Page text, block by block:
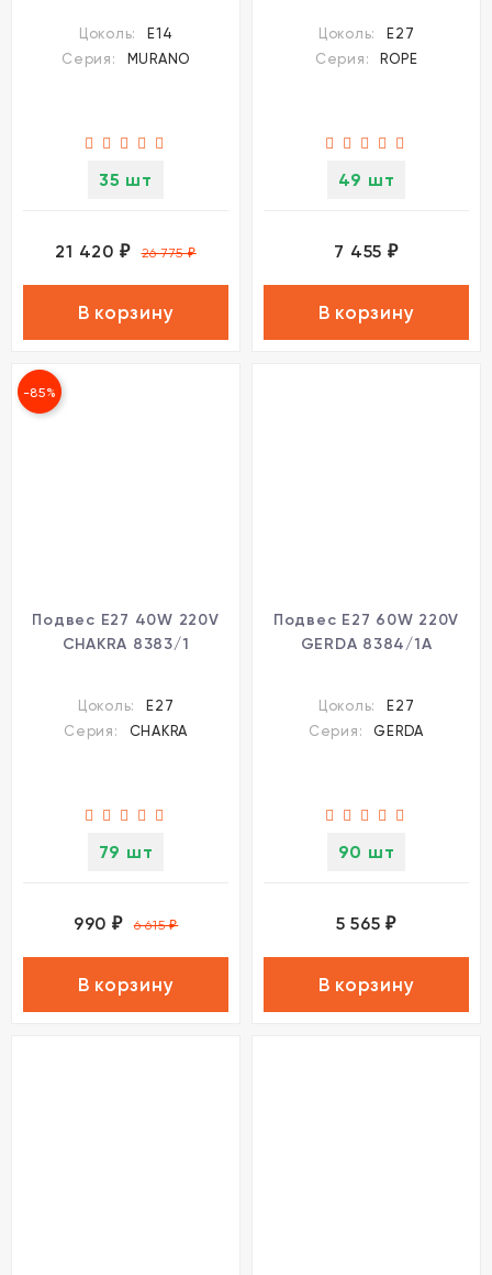
Цоколь:
E14
Серия:
MURANO
35 шт
21 420 ₽ 26 775₽
В корзину
Цоколь:
E27
Серия:
ROPE
49 шт
7 455 ₽
В корзину
-85%
Подвес E27 40W 220V
CHAKRA 8383/1
Цоколь:
E27
Серия:
CHAKRA
79 шт
990 ₽ 6 615₽
В корзину
Подвес E27 60W 220V
GERDA 8384/1A
Цоколь:
E27
Серия:
GERDA
90 шт
5 565₽
В корзину